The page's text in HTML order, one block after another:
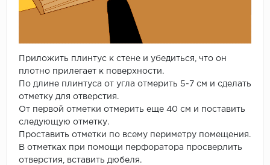
Приложить плинтус к стене и убедиться, что он
плотно прилегает к поверхности.
По длине плинтуса от угла отмерить 5-7 см и сделать
отметку для отверстия.
От первой отметки отмерить еще 40 см и поставить
следующую отметку.
Проставить отметки по всему периметру помещения.
В отметках при помощи перфоратора просверлить
отверстия, вставить дюбеля.